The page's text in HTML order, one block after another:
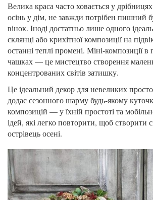
Велика краса часто ховається у
осінь у дім, не завжди потрібен пишний
вінок. Іноді достатньо лише одного
склянці або крихітної композиції на
останні теплі промені. Міні-композиції
чашках — це мистецтво створення
концентрованих світів затишку.
Це ідеальний декор для невеликих
додає сезонного шарму будь-якому
композицій — у їхній простоті та
ідей, які легко повторити, щоб створити
острівець осені.